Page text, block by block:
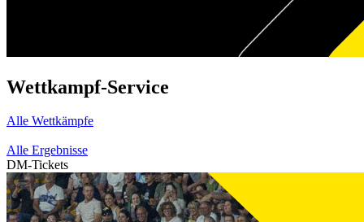
Wettkampf-Service
Alle Wettkämpfe
Alle Ergebnisse
DM-Tickets